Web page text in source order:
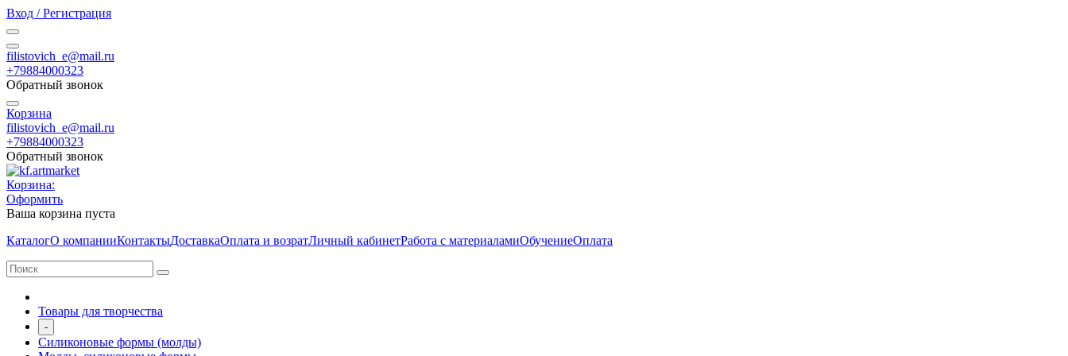
Вход / Регистрация
filistovich_e@mail.ru
+79884000323
Обратный звонок
Корзина
filistovich_e@mail.ru
+79884000323
Обратный звонок
Корзина:
Оформить
Ваша корзина пуста
КаталогО компанииКонтактыДоставкаОплата и возратЛичный кабинетРабота с материаламиОбучениеОплата
Товары для творчества
-
Силиконовые формы (молды)